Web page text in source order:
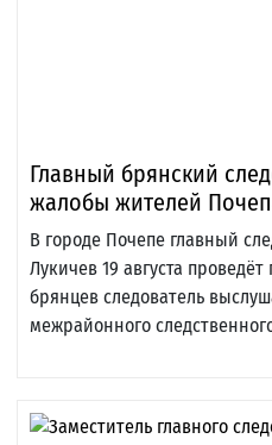
Главный брянский
жалобы жителей
В городе Почепе главный
Лукичев 19 августа
брянцев следователь
межрайонного